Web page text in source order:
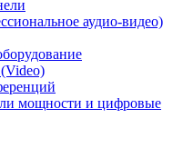
аудио-видео)
мощности и цифровые